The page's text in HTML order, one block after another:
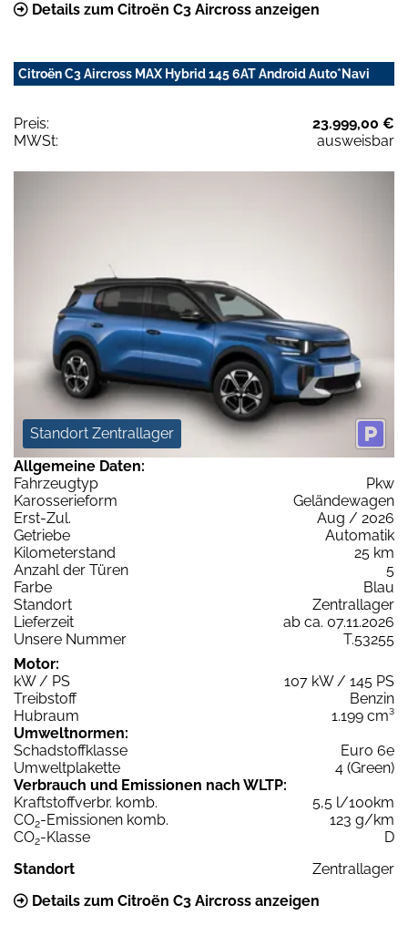
Details zum Citroën C3 Aircross anzeigen
Citroën C3 Aircross MAX Hybrid 145 6AT Android Auto*Navi
Preis:
23.999,00 €
MWSt:
ausweisbar
Standort Zentrallager
Allgemeine Daten:
Fahrzeugtyp
Pkw
Karosserieform
Geländewagen
Erst-Zul.
Aug / 2026
Getriebe
Automatik
Kilometerstand
25 km
Anzahl der Türen
5
Farbe
Blau
Standort
Zentrallager
Lieferzeit
ab ca. 07.11.2026
Unsere Nummer
T.53255
Motor:
kW / PS
107 kW / 145 PS
Treibstoff
Benzin
Hubraum
1.199 cm³
Umweltnormen:
Schadstoffklasse
Euro 6e
Umweltplakette
4 (Green)
Verbrauch und Emissionen nach WLTP:
Kraftstoffverbr. komb.
5,5 l/100km
CO2-Emissionen komb.
123 g/km
CO2-Klasse
D
Standort
Zentrallager
Details zum Citroën C3 Aircross anzeigen